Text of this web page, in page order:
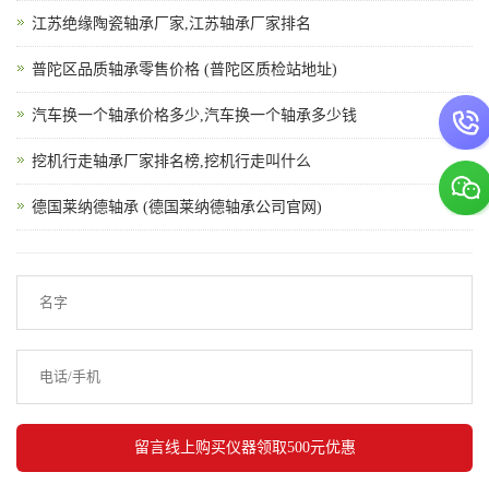
江苏绝缘陶瓷轴承厂家,江苏轴承厂家排名
普陀区品质轴承零售价格 (普陀区质检站地址)
汽车换一个轴承价格多少,汽车换一个轴承多少钱
挖机行走轴承厂家排名榜,挖机行走叫什么
德国莱纳德轴承 (德国莱纳德轴承公司官网)